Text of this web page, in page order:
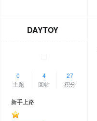
DAYTOY
0
主题
4
回帖
27
积分
新手上路